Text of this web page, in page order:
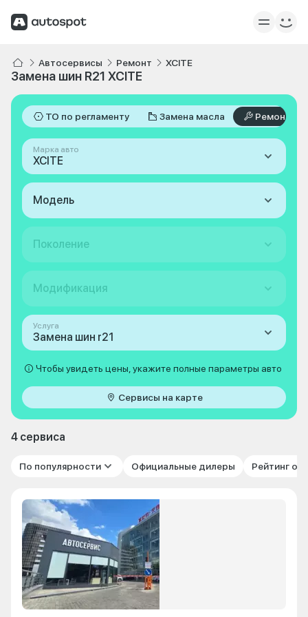
Автосервисы Ремонт XCITE
Замена шин R21 XCITE
ТО по регламенту Замена масла Ремонт
Марка авто
XCITE
Модель
Поколение
Модификация
Услуга
Замена шин r21
Чтобы увидеть цены, укажите полные параметры авто
Сервисы на карте
4 сервиса
По популярности Официальные дилеры Рейтинг